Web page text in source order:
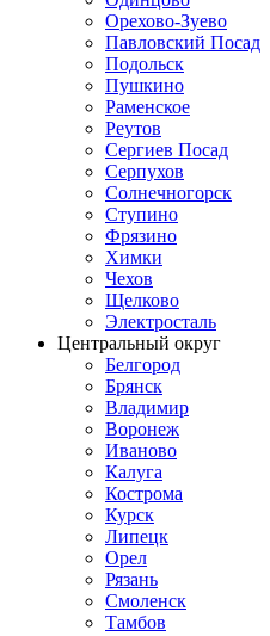
Орехово-Зуево
Павловский Посад
Подольск
Пушкино
Раменское
Реутов
Сергиев Посад
Серпухов
Солнечногорск
Ступино
Фрязино
Химки
Чехов
Щелково
Электросталь
Центральный округ
Белгород
Брянск
Владимир
Воронеж
Иваново
Калуга
Кострома
Курск
Липецк
Орел
Рязань
Смоленск
Тамбов